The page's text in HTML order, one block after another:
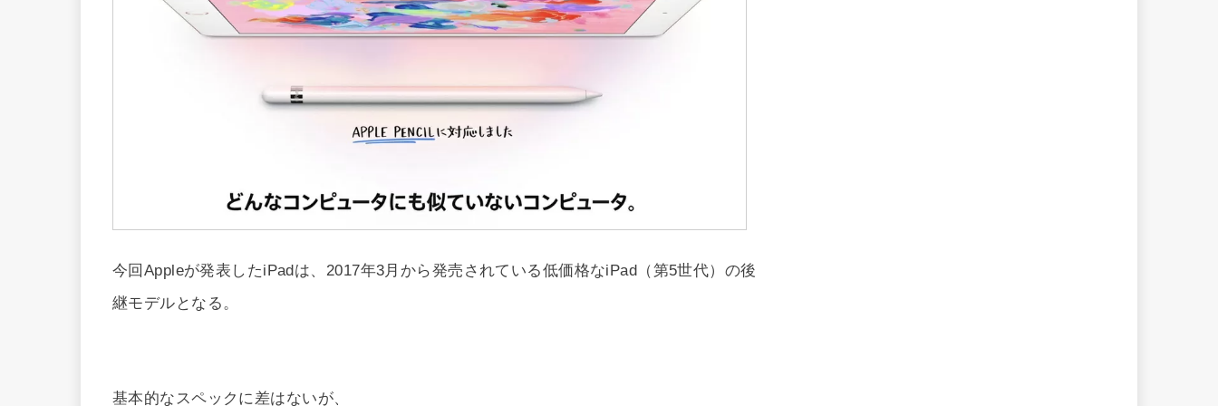
今回Appleが発表したiPadは、2017年3月から発売されている低価格なiPad（第5世代）の後
継モデルとなる。
基本的なスペックに差はないが、